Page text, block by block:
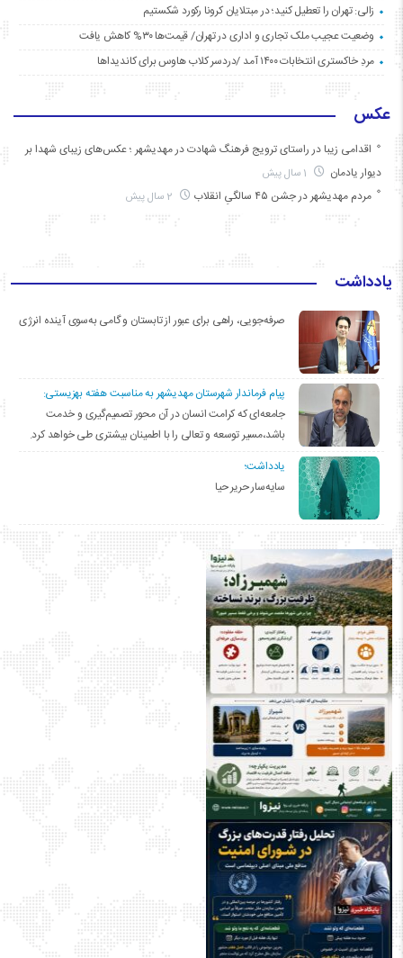
زالی: تهران را تعطیل کنید؛ در مبتلایان کرونا رکورد شکستیم
وضعیت عجیب ملک تجاری و اداری در تهران/ قیمت‌ها ۳۰% کاهش یافت
مردِ خاکستری انتخابات ۱۴۰۰ آمد /دردسر کلاب هاوس برای کاندیداها
عکس
اقدامی زیبا در راستای ترویج فرهنگ شهادت در مهدیشهر ؛ عکس‌های زیبای شهدا بر
دیوار یادمان
مردم مهدیشهر در جشن ۴۵ سالگیِ انقلاب
یادداشت
صرفه‌جویی، راهی برای عبور از تابستان و گامی به‌سوی آینده انرژی
پیام فرماندار شهرستان مهدیشهر به مناسبت هفته بهزیستی:
جامعه‌ای که کرامت انسان در آن محور تصمیم‌گیری و خدمت
باشد،مسیر توسعه و تعالی را با اطمینان بیشتری طی خواهد کرد.
یادداشت؛
سایه‌سار حریر حیا